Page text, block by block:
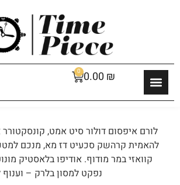
0.00 ₪
0
לורם איפסום דולור סיט אמט, קונסקטורר
להאמית קרהשק סכעיט דז מא, מנכם
קוואזי במר מודוף. אודיפו בלאסטיק
נפקט למסון בלרק – וענוף